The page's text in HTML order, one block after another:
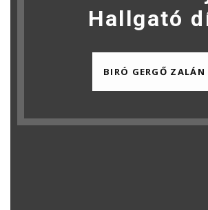
Hallgató
BIRÓ GERGŐ ZALÁN